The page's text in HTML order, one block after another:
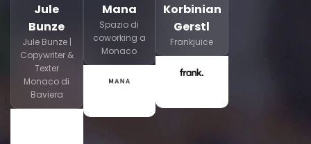
Jule
Bunze
Jule Bunze |
Copywriter &
Texter
Monaco di
Baviera
Mana
Spazio di
coworking a
Monaco
Korbinian
Gerstl
Frankjuice